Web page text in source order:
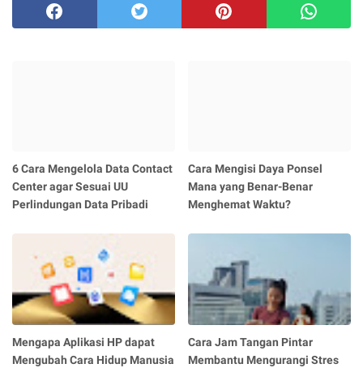
6 Cara Mengelola Data Contact
Center agar Sesuai UU
Perlindungan Data Pribadi
Cara Mengisi Daya Ponsel
Mana yang Benar-Benar
Menghemat Waktu?
Mengapa Aplikasi HP dapat
Mengubah Cara Hidup Manusia
Cara Jam Tangan Pintar
Membantu Mengurangi Stres